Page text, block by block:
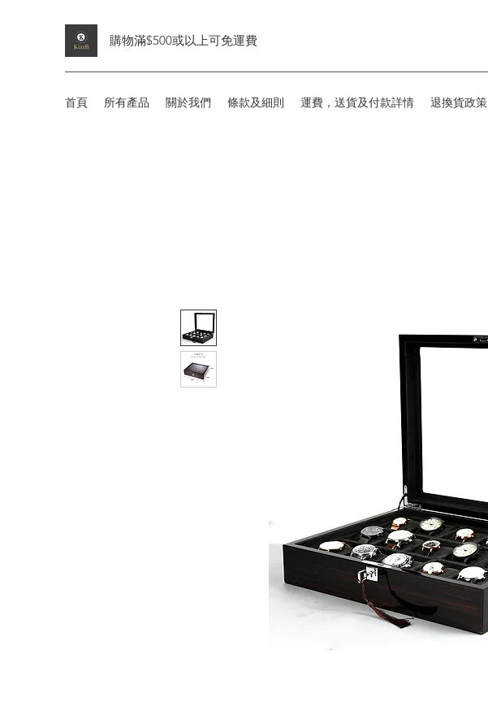
購物滿$500或以上可免運費
首頁 所有產品 關於我們 條款及細則 運費，送貨及付款詳情 退換貨政策